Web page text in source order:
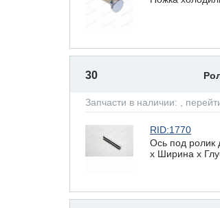
30
Запчасти в наличии: ,
RID:1770
Ось под ролик
х Ширина х